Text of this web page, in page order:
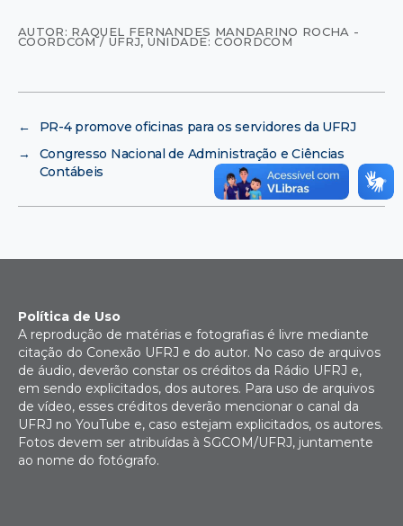
AUTOR: RAQUEL FERNANDES MANDARINO ROCHA -
COORDCOM / UFRJ, UNIDADE: COORDCOM
←
PR-4 promove oficinas para os servidores da UFRJ
→
Congresso Nacional de Administração e Ciências
Contábeis
Política de Uso
A reprodução de matérias e fotografias é livre mediante
citação do Conexão UFRJ e do autor. No caso de arquivos
de áudio, deverão constar os créditos da Rádio UFRJ e,
em sendo explicitados, dos autores. Para uso de arquivos
de vídeo, esses créditos deverão mencionar o canal da
UFRJ no YouTube e, caso estejam explicitados, os autores.
Fotos devem ser atribuídas à SGCOM/UFRJ, juntamente
ao nome do fotógrafo.